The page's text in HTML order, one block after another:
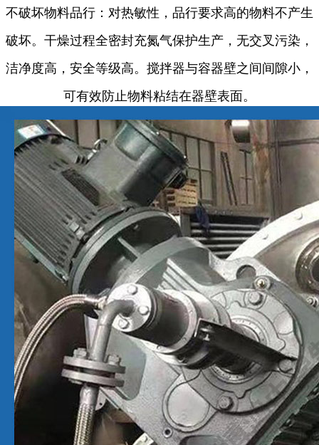
不破坏物料品行：对热敏性，品行要求高的物料不产生
破坏。干燥过程全密封充氮气保护生产，无交叉污染，
洁净度高，安全等级高。搅拌器与容器壁之间间隙小，
可有效防止物料粘结在器壁表面。